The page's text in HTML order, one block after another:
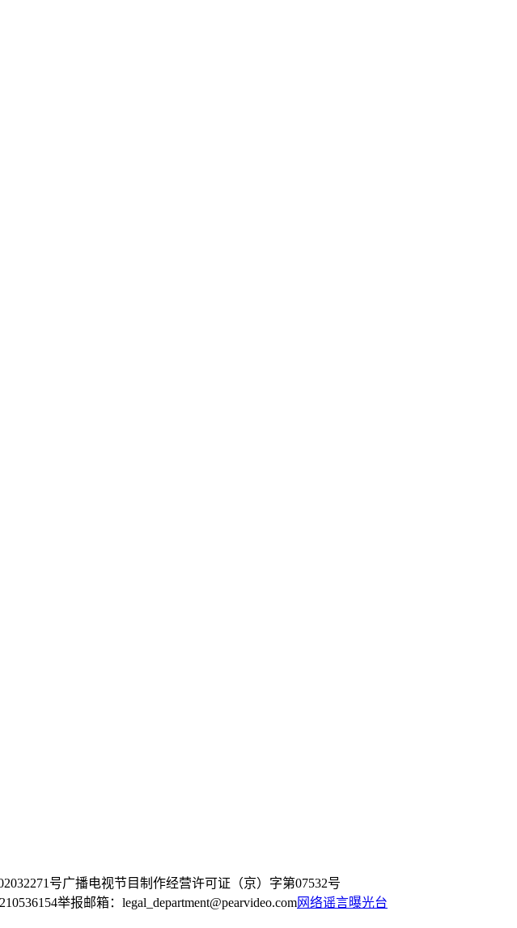
号广播电视节目制作经营许可证（京）字第07532号
举报邮箱：legal_department@pearvideo.com网络谣言曝光台